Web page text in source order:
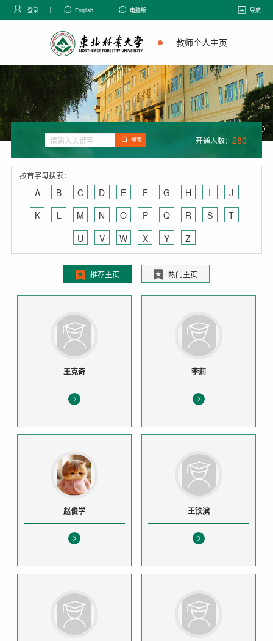
登录 English 电脑版 导航
教师个人主页
搜索 开通人数： 280
按首字母搜索：
A B C D E F G H I
J
K
L M N O P Q R S
T
U
V W X Y Z
推荐主页 热门主页
王克奇 李莉
赵俊学 王铁滨